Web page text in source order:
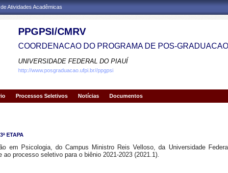
Atividades Acadêmicas
PPGPSI/CMRV
COORDENACAO DO PROGRAMA DE POS-
UNIVERSIDADE FEDERAL DO PIAUÍ
http://www.posgraduacao.ufpi.br//ppgpsi
Processos Seletivos Notícias Documentos
ETAPA
em Psicologia, do Campus Ministro Reis Velloso, da Universidade
ao processo seletivo para o biênio 2021-2023 (2021.1).